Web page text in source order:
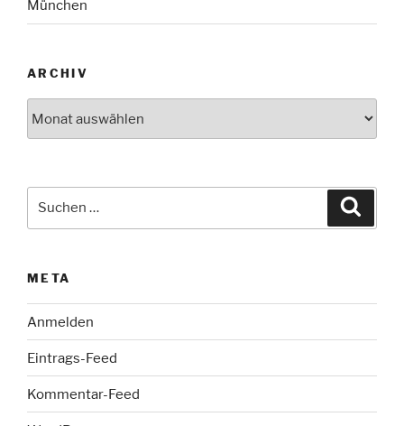
München
ARCHIV
META
Anmelden
Eintrags-Feed
Kommentar-Feed